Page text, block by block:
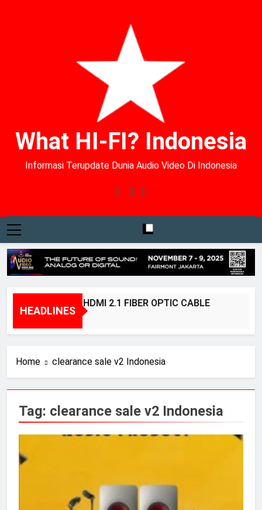
What HI-FI? Indonesia
Informasi Terupdate Dunia Audio Video Di Indonesia
HEADLINES
BRIDGEE – HDMI 2.1 FIBER OPTIC CABLE
Home clearance sale v2 Indonesia
Tag: clearance sale v2 Indonesia